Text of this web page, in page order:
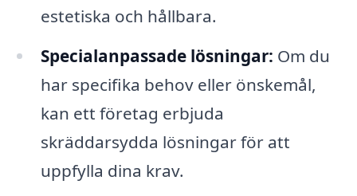
estetiska och hållbara.
Specialanpassade lösningar: Om du
har specifika behov eller önskemål,
kan ett företag erbjuda
skräddarsydda lösningar för att
uppfylla dina krav.